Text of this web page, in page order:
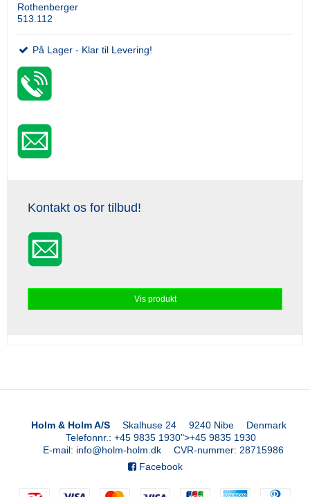
Rothenberger
513.112
På Lager - Klar til Levering!
Kontakt os for tilbud!
Vis produkt
Holm & Holm A/S Skalhuse 24 9240 Nibe
Denmark
Telefonnr. : +45 9835 1930">+45 9835 1930
E-mail: info@holm-holm.dk CVR-nummer: 28715986
Facebook